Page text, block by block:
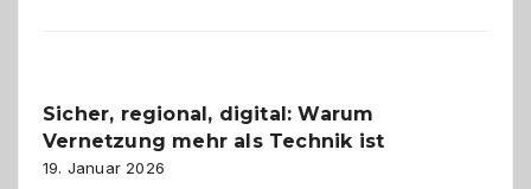
ein
dreifaches
Alaaf!
Sicher, regional, digital: Warum
Vernetzung mehr als Technik ist
19. Januar 2026